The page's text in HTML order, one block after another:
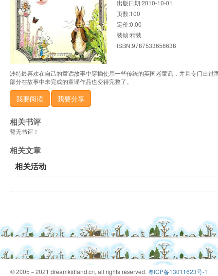
出版日期:2010-10-01
页数:100
定价:0.00
装帧:精装
ISBN:9787533656638
波特最喜欢在自己的童话故事中穿插使用一些传统的英国老童谣，并且专门出
部分在故事中未完成的童谣作品也变得完整了。
我要阅读 我要分享
相关书评
暂无书评！
相关文章
相关活动
© 2005－2021 dreamkidland.cn, all rights reserved. 粤ICP备13011623号-1